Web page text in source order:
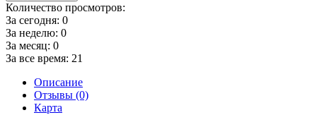
Количество просмотров:
За сегодня: 0
За неделю: 0
За месяц: 0
За все время: 21
Описание
Отзывы (0)
Карта